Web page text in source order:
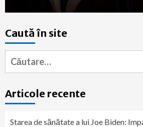
Caută în site
Caută
după:
Articole recente
Starea de sănătate a lui Joe Biden: